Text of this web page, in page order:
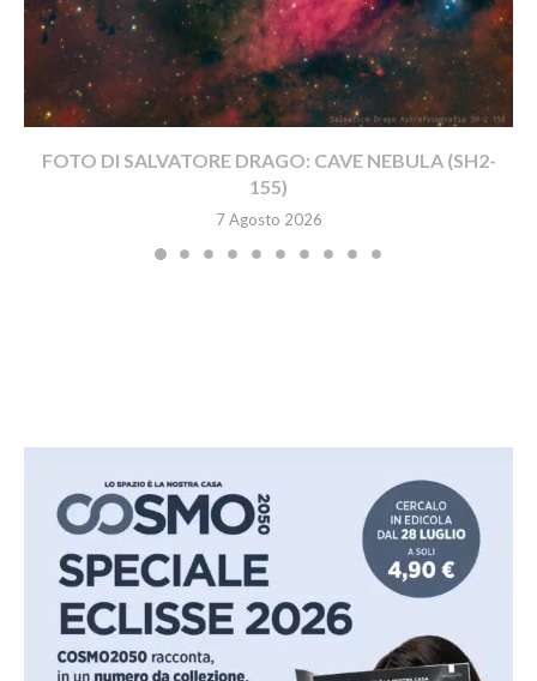
FOTO DI SALVATORE DRAGO: CAVE NEBULA (SH2-
155)
7 Agosto 2026